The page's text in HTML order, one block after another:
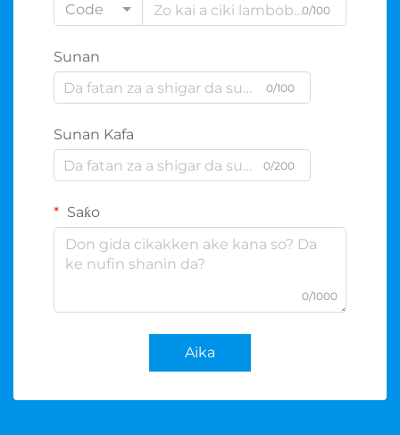
Code
0/100
Sunan
0/100
Sunan Kafa
0/200
Saƙo
0/1000
Aika